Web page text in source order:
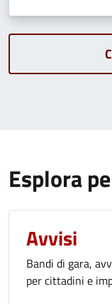
Esplora
Avvisi
Bandi di gara,
per cittadini e